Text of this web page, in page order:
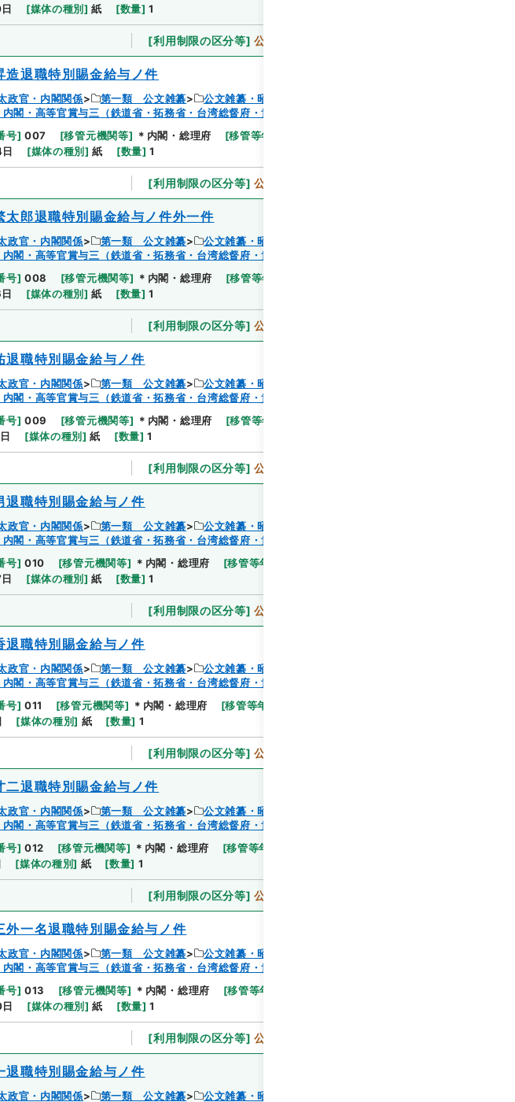
[媒体の種別] 紙 [数量] 1
[利用制限の区分等] 公開
造退職特別賜金給与ノ件
政官・内閣関係 第一類 公文雑纂
公文雑纂・昭和６年
閣・高等官賞与三（鉄道省・拓務省・台湾総督府・貴衆両院事務局）
号] 007 [移管元機関等] ＊内閣・総理府 [移管等年度
[媒体の種別] 紙 [数量] 1
[利用制限の区分等] 公開
太郎退職特別賜金給与ノ件外一件
政官・内閣関係 第一類 公文雑纂
公文雑纂・昭和６年
閣・高等官賞与三（鉄道省・拓務省・台湾総督府・貴衆両院事務局）
号] 008 [移管元機関等] ＊内閣・総理府 [移管等年度
[媒体の種別] 紙 [数量] 1
[利用制限の区分等] 公開
退職特別賜金給与ノ件
政官・内閣関係 第一類 公文雑纂
公文雑纂・昭和６年
閣・高等官賞与三（鉄道省・拓務省・台湾総督府・貴衆両院事務局）
号] 009 [移管元機関等] ＊内閣・総理府 [移管等年度
[媒体の種別] 紙 [数量] 1
[利用制限の区分等] 公開
退職特別賜金給与ノ件
政官・内閣関係 第一類 公文雑纂
公文雑纂・昭和６年
閣・高等官賞与三（鉄道省・拓務省・台湾総督府・貴衆両院事務局）
号] 010 [移管元機関等] ＊内閣・総理府 [移管等年度
[媒体の種別] 紙 [数量] 1
[利用制限の区分等] 公開
退職特別賜金給与ノ件
政官・内閣関係 第一類 公文雑纂
公文雑纂・昭和６年
閣・高等官賞与三（鉄道省・拓務省・台湾総督府・貴衆両院事務局）
号] 011 [移管元機関等] ＊内閣・総理府 [移管等年度
[媒体の種別] 紙 [数量] 1
[利用制限の区分等] 公開
二退職特別賜金給与ノ件
政官・内閣関係 第一類 公文雑纂
公文雑纂・昭和６年
閣・高等官賞与三（鉄道省・拓務省・台湾総督府・貴衆両院事務局）
号] 012 [移管元機関等] ＊内閣・総理府 [移管等年度
[媒体の種別] 紙 [数量] 1
[利用制限の区分等] 公開
外一名退職特別賜金給与ノ件
政官・内閣関係 第一類 公文雑纂
公文雑纂・昭和６年
閣・高等官賞与三（鉄道省・拓務省・台湾総督府・貴衆両院事務局）
号] 013 [移管元機関等] ＊内閣・総理府 [移管等年度
[媒体の種別] 紙 [数量] 1
[利用制限の区分等] 公開
退職特別賜金給与ノ件
政官・内閣関係 第一類 公文雑纂 公文雑纂・昭和６年